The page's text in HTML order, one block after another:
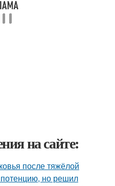
на сайте:
после тяжёлой
но решил